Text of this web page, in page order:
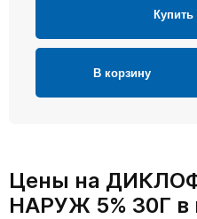
Купить
В корзину
Цены на
НАРУЖ 5% 30Г в